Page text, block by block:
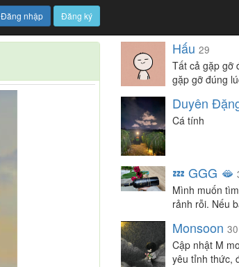
Đăng nhập Đăng ký
Hấu 29
Tất cả gặp gỡ
gặp gỡ đúng
Duyên
Cá tính
💤 GGG 🫦
Mình muốn
rảnh rỗi. Nếu
Monsoon 30
Cập nhật M
yêu tỉnh thức,